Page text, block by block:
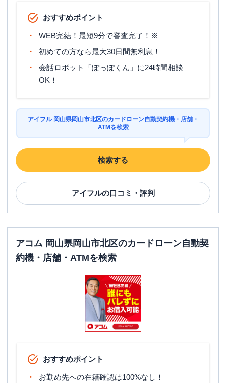
おすすめポイント
WEB完結！最短9分で審査完了！※
初めての方なら最大30日間無利息！
会話ロボット「ぽっぽくん」に24時間相談
OK！
アイフル 岡山県岡山市北区のカードローン自動契約機・店舗・
ATMを検索
検索する
アイフルの口コミ・評判
アコム 岡山県岡山市北区のカードローン自動契
約機・店舗・ATMを検索
おすすめポイント
お勤め先への在籍確認は100%なし！